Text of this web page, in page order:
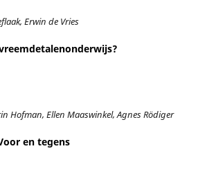
Erwin de Vries
Hofman, Ellen Maaswinkel, Agnes Rödiger
en tegens